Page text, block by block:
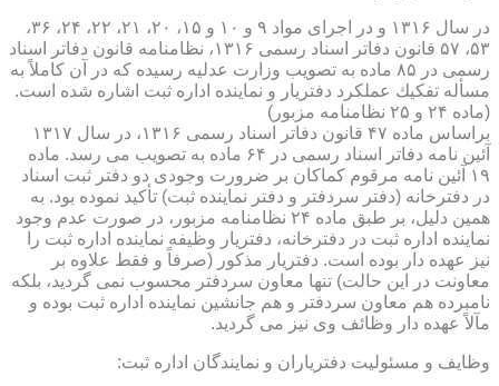
در سال ۱۳۱۶ و در اجرای مواد ۹ و ۱۰ و ۱۵، ۲۰، ۲۱، ۲۲، ۲۴، ۳۶،
۵۳، ۵۷ قانون دفاتر اسناد رسمی ۱۳۱۶، نظامنامه قانون دفاتر اسناد
رسمی در ۸۵ ماده به تصویب وزارت عدلیه رسیده كه در آن كاملاً به
مسأله تفكیك عملكرد دفتریار و نماینده اداره ثبت اشاره شده است.
(ماده ۲۴ و ۲۵ نظامنامه مزبور)
براساس ماده ۴۷ قانون دفاتر اسناد رسمی ۱۳۱۶، در سال ۱۳۱۷
آئین نامه دفاتر اسناد رسمی در ۶۴ ماده به تصویب می رسد. ماده
۱۹ آئین نامه مرقوم كماكان بر ضرورت وجودی دو دفتر ثبت اسناد
در دفترخانه (دفتر سردفتر و دفتر نماینده ثبت) تأكید نموده بود. به
همین دلیل، بر طبق ماده ۲۴ نظامنامه مزبور، در صورت عدم وجود
نماینده اداره ثبت در دفترخانه، دفتریار وظیفه نماینده اداره ثبت را
نیز عهده دار بوده است. دفتریار مذكور (صرفاً و فقط علاوه بر
معاونت در این حالت) تنها معاون سردفتر محسوب نمی گردید، بلكه
نامبرده هم معاون سردفتر و هم جانشین نماینده اداره ثبت بوده و
مآلاً عهده دار وظائف وی نیز می گردید.
وظایف و مسئولیت دفتریاران و نمایندگان اداره ثبت: